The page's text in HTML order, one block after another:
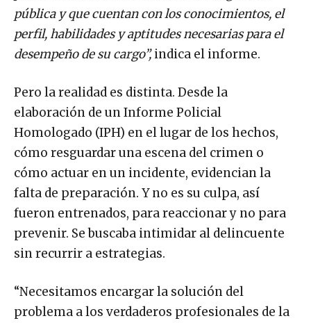
pública y que cuentan con los conocimientos, el
perfil, habilidades y aptitudes necesarias para el
desempeño de su cargo”,indica el informe.
Pero la realidad es distinta. Desde la
elaboración de un Informe Policial
Homologado (IPH) en el lugar de los hechos,
cómo resguardar una escena del crimen o
cómo actuar en un incidente, evidencian la
falta de preparación. Y no es su culpa, así
fueron entrenados, para reaccionar y no para
prevenir. Se buscaba intimidar al delincuente
sin recurrir a estrategias.
“Necesitamos encargar la solución del
problema a los verdaderos profesionales de la